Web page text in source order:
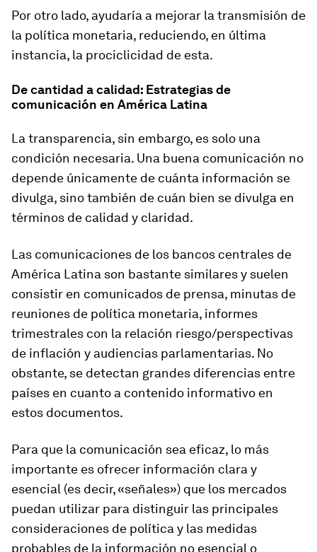
Por otro lado, ayudaría a mejorar la transmisión de
la política monetaria, reduciendo, en última
instancia, la prociclicidad de esta.
De cantidad a calidad: Estrategias de
comunicación en América Latina
La transparencia, sin embargo, es solo una
condición necesaria. Una buena comunicación no
depende únicamente de cuánta información se
divulga, sino también de cuán bien se divulga en
términos de calidad y claridad.
Las comunicaciones de los bancos centrales de
América Latina son bastante similares y suelen
consistir en comunicados de prensa, minutas de
reuniones de política monetaria, informes
trimestrales con la relación riesgo/perspectivas
de inflación y audiencias parlamentarias. No
obstante, se detectan grandes diferencias entre
países en cuanto a contenido informativo en
estos documentos.
Para que la comunicación sea eficaz, lo más
importante es ofrecer información clara y
esencial (es decir, «señales») que los mercados
puedan utilizar para distinguir las principales
consideraciones de política y las medidas
probables de la información no esencial o